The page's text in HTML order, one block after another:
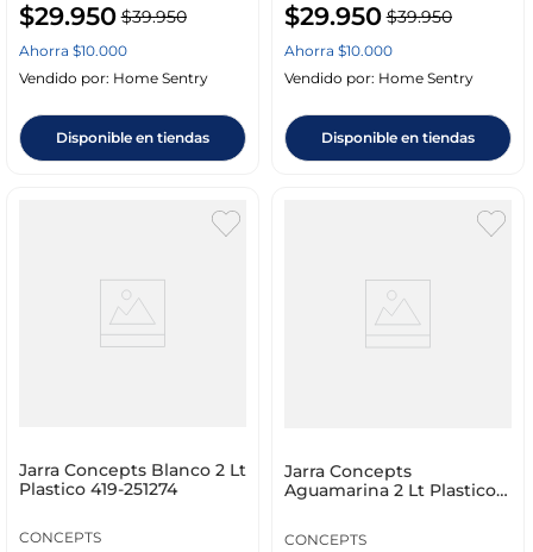
$29.950 $39.950
Ahorra $10.000
Vendido por: Home Sentry
Disponible en tiendas
$29.950 $39.950
Ahorra $10.000
Vendido por: Home Sentry
Disponible en tiendas
Jarra Concepts Blanco 2 Lt
Plastico 419-251274
CONCEPTS
Jarra Concepts
Aguamarina 2 Lt Plastico
CONCEPTS